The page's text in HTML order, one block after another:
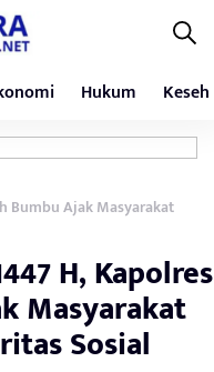
Hukum
Bumbu Ajak Masyarakat
H, Kapolres
Masyarakat
Sosial